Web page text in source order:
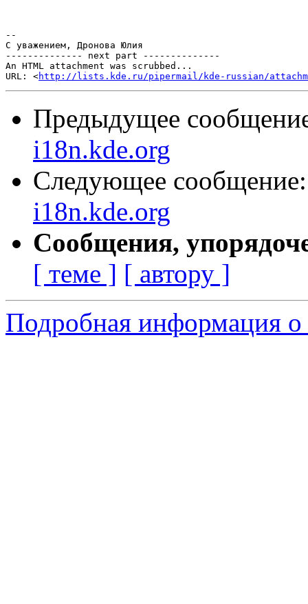
--
С уважением, Дронова Юлия
-------------- next part --------------
An HTML attachment was scrubbed...
URL: <http://lists.kde.ru/pipermail/kde-russian/
Предыдущее
i18n.kde.org
Следующее
i18n.kde.org
Сообщения,
[ теме ] [ автору ]
Подробная информация о